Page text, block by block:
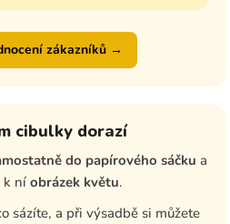
zákazníků →
cibulky dorazí
do papírového sáčku a
k ní obrázek květu.
sázíte, a při výsadbě si můžete